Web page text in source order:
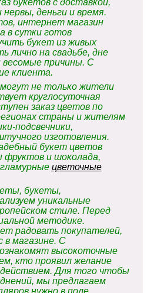
букетов с доставкой,
деньги и время.
интернет магазин
в сутки готов
букет из живых
лично на свадьбе, дне
причины. С
клиента.
не только жители
круглосуточная
заказ цветов по
страны и жителям
подсвечники,
изготовления.
букет цветов
фруктов и шоколада,
цветочные
букеты,
уникальные
стиле. Перед
методике.
радовать покупателей,
в магазине. С
высокоточные
кто проявил желание
Для того чтобы
мы предлагаем
нужно в поле